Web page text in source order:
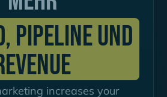
Pipeline und
increases your